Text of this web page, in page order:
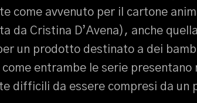
come avvenuto per il cartone
da Cristina D’Avena), anche
un prodotto destinato a dei
come entrambe le serie
difficili da essere compresi da un